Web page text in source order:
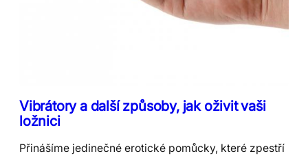
Vibrátory a další způsoby, jak oživit vaši
ložnici
Přinášíme jedinečné erotické pomůcky, které zpestří